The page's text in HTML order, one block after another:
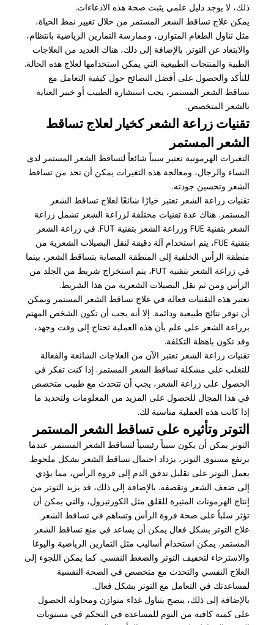
ذلك، لا يوجد دليل علمي يثبت صحة هذه الادعاءات.
يمكن علاج تساقط الشعر المستمر من خلال تغيير نمط الحياة،
مثل تناول الطعام المتوازن، وممارسة التمارين الرياضية بانتظام،
والابتعاد عن التوتر. بالإضافة إلى ذلك، هناك العديد من العلاجات
الطبية والمنتجات الطبيعية التي يمكن استخدامها لعلاج هذه الحالة.
للتأكد والحصول على أفضل النصائح حول كيفية التعامل مع
تساقط الشعر المستمر، يجب استشارة الطبيب أو خبير العناية
بالشعر المتخصص.
تقنيات زراعة الشعر كخيار لعلاج تساقط
الشعر المستمر
التغيرات الهرمونية تعتبر سبباً شائعاً لتساقط الشعر المستمر لدى
النساء والرجال، ومعالجة هذه التغيرات يمكن أن تحد من تساقط
الشعر وتحسين جودته.
تقنيات زراعة الشعر تعتبر خيارًا شائعًا لعلاج تساقط الشعر
المستمر. هناك عدة تقنيات مختلفة لزراعة الشعر تشمل زراعة
الشعر بتقنية FUE وزراعة الشعر بتقنية FUT. في زراعة الشعر
بتقنية FUE، يتم استخدام آلة دقيقة لنقل البصيلات الشعرية من
منطقة الرأس الخلفية إلى المنطقة المصابة بتساقط الشعر، بينما
في زراعة الشعر بتقنية FUT، يتم استخراج شريط من الجلد من
الرأس ومن ثم نقل البصيلات الشعرية من هذا الشريط.
تعتبر هذه التقنيات فعالة في علاج تساقط الشعر المستمر ويمكن
أن توفر نتائج طبيعية ودائمة. إلا أنه يجب أن تكون الشخص المهتم
بزراعة الشعر على علم بأن هذه العملية تحتاج إلى وقت وجهد،
وقد تكون باهظة التكلفة.
تقنيات زراعة الشعر تعتبر الآن من العلاجات الشائعة والفعالة
للتغلب على مشكلة تساقط الشعر المستمر. إذا كنت تفكر في
الحصول على زراعة الشعر، يجب أن تتحدث مع طبيب متخصص
في هذا المجال للحصول على المزيد من المعلومات ولتحديد ما
إذا كانت هذه العملية مناسبة لك.
التوتر وتأثيره على تساقط الشعر المستمر
التوتر يمكن أن يكون سبباً رئيسياً لتساقط الشعر المستمر. عندما
يرتفع مستوى التوتر، يزداد احتمال تساقط الشعر بشكل ملحوظ.
يعمل التوتر على تقليل تدفق الدم إلى فروة الرأس، مما يؤدي
إلى ضعف الشعر وتقصفه. بالإضافة إلى ذلك، قد يزيد التوتر من
إنتاج الهرمونات المثيرة للقلق مثل الكورتيزول، والتي يمكن أن
تؤثر سلباً على صحة فروة الرأس وتساهم في تساقط الشعر.
علاج التوتر بشكل فعال يمكن أن يساعد في منع تساقط الشعر
المستمر. يمكن استخدام أساليب مثل التمارين الرياضية واليوغا
والاسترخاء لتخفيف التوتر والضغط النفسي. كما يمكن اللجوء إلى
العلاج النفسي والتحدث مع متخصص في الصحة النفسية
لمساعدتك في التعامل مع التوتر بشكل فعال.
بالإضافة إلى ذلك، ينصح بتناول غذاء متوازن ومحاولة الحصول
على كمية كافية من النوم للمساعدة في التحكم في مستويات